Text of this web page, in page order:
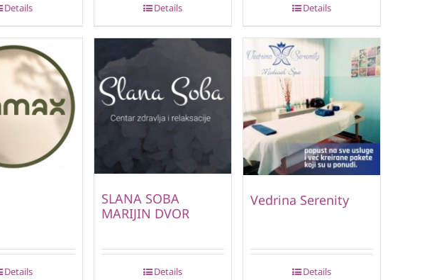
Details Details Details
Details
SLANA SOBA
MARIJIN DVOR
Details
Vedrina Serenity
Details